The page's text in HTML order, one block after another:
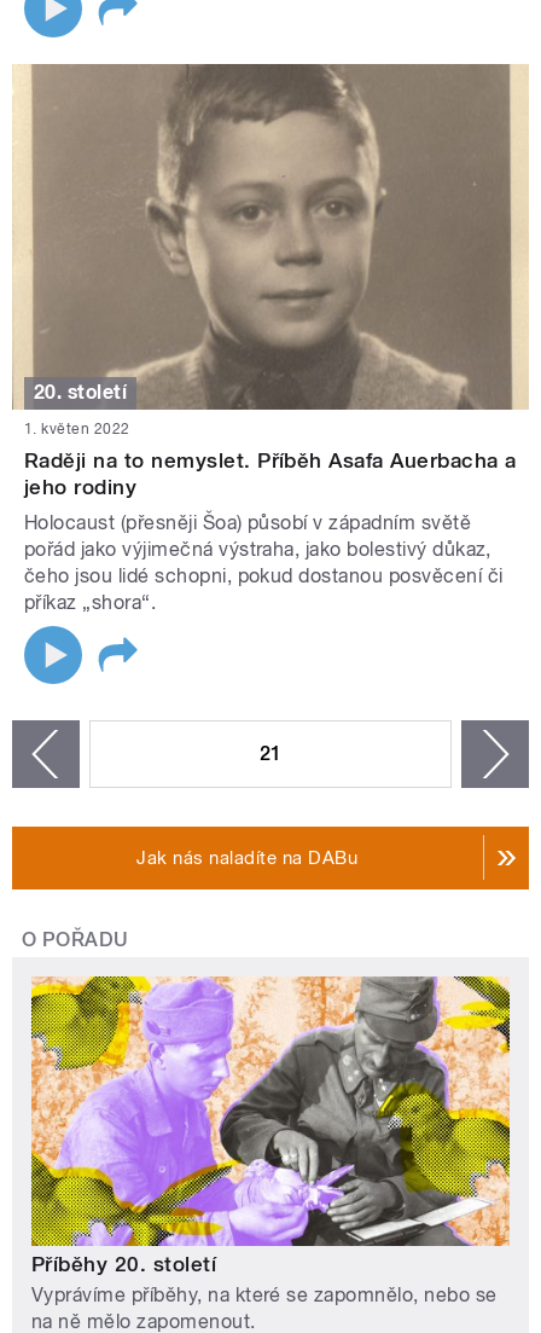
20. století
1. květen 2022
Raději na to nemyslet. Příběh Asafa Auerbacha a
jeho rodiny
Holocaust (přesněji Šoa) působí v západním světě
pořád jako výjimečná výstraha, jako bolestivý důkaz,
čeho jsou lidé schopni, pokud dostanou posvěcení či
příkaz „shora“.
21
Jak nás naladíte na DABu
O POŘADU
Příběhy 20. století
Vyprávíme příběhy, na které se zapomnělo, nebo se
na ně mělo zapomenout.